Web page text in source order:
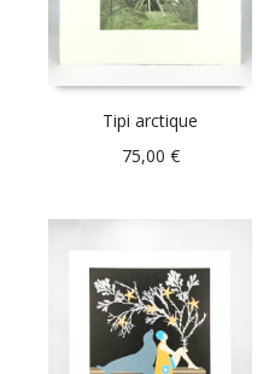
Tipi arctique
75,00 €